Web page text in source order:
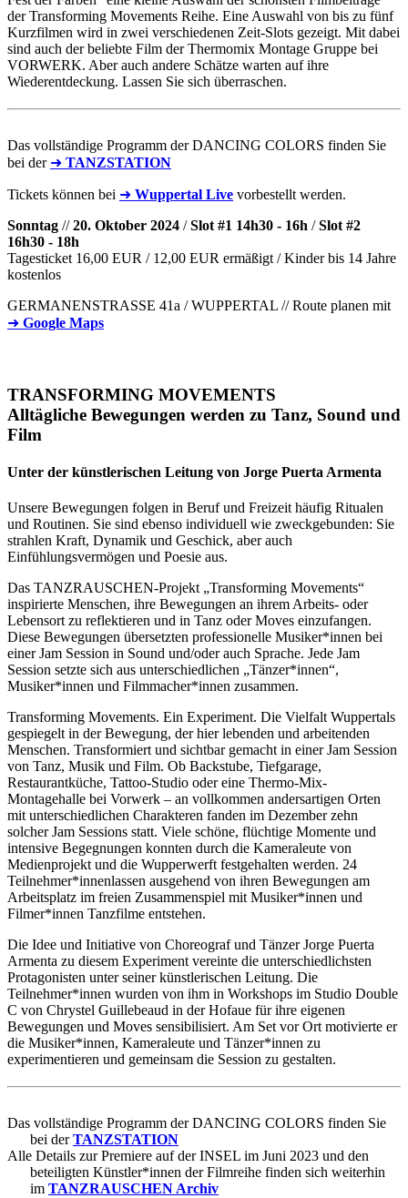
der Transforming Movements Reihe. Eine Auswahl von bis zu fünf
Kurzfilmen wird in zwei verschiedenen Zeit-Slots gezeigt. Mit dabei
sind auch der beliebte Film der Thermomix Montage Gruppe bei
VORWERK. Aber auch andere Schätze warten auf ihre
Wiederentdeckung. Lassen Sie sich überraschen.
Das vollständige Programm der DANCING COLORS finden Sie
bei der ➜ TANZSTATION
Tickets können bei ➜ Wuppertal Live vorbestellt werden.
Sonntag //20. Oktober 2024 /Slot #1 14h30 - 16h /Slot #2
16h30 - 18h
Tagesticket 16,00 EUR / 12,00 EUR ermäßigt / Kinder bis 14 Jahre
kostenlos
GERMANENSTRASSE 41a / WUPPERTAL // Route planen mit
➜ Google Maps
TRANSFORMING MOVEMENTS
Alltägliche Bewegungen werden zu Tanz, Sound und
Film
Unter der künstlerischen Leitung von Jorge Puerta Armenta
Unsere Bewegungen folgen in Beruf und Freizeit häufig Ritualen
und Routinen. Sie sind ebenso individuell wie zweckgebunden: Sie
strahlen Kraft, Dynamik und Geschick, aber auch
Einfühlungsvermögen und Poesie aus.
Das TANZRAUSCHEN-Projekt „Transforming Movements“
inspirierte Menschen, ihre Bewegungen an ihrem Arbeits- oder
Lebensort zu reflektieren und in Tanz oder Moves einzufangen.
Diese Bewegungen übersetzten professionelle Musiker*innen bei
einer Jam Session in Sound und/oder auch Sprache. Jede Jam
Session setzte sich aus unterschiedlichen „Tänzer*innen“,
Musiker*innen und Filmmacher*innen zusammen.
Transforming Movements. Ein Experiment. Die Vielfalt Wuppertals
gespiegelt in der Bewegung, der hier lebenden und arbeitenden
Menschen. Transformiert und sichtbar gemacht in einer Jam Session
von Tanz, Musik und Film. Ob Backstube, Tiefgarage,
Restaurantküche, Tattoo-Studio oder eine Thermo-Mix-
Montagehalle bei Vorwerk – an vollkommen andersartigen Orten
mit unterschiedlichen Charakteren fanden im Dezember zehn
solcher Jam Sessions statt. Viele schöne, flüchtige Momente und
intensive Begegnungen konnten durch die Kameraleute von
Medienprojekt und die Wupperwerft festgehalten werden. 24
Teilnehmer*innenlassen ausgehend von ihren Bewegungen am
Arbeitsplatz im freien Zusammenspiel mit Musiker*innen und
Filmer*innen Tanzfilme entstehen.
Die Idee und Initiative von Choreograf und Tänzer Jorge Puerta
Armenta zu diesem Experiment vereinte die unterschiedlichsten
Protagonisten unter seiner künstlerischen Leitung. Die
Teilnehmer*innen wurden von ihm in Workshops im Studio Double
C von Chrystel Guillebeaud in der Hofaue für ihre eigenen
Bewegungen und Moves sensibilisiert. Am Set vor Ort motivierte er
die Musiker*innen, Kameraleute und Tänzer*innen zu
experimentieren und gemeinsam die Session zu gestalten.
Das vollständige Programm der DANCING COLORS finden Sie
bei derTANZSTATION
Alle Details zur Premiere auf der INSEL im Juni 2023 und den
beteiligten Künstler*innen der Filmreihe finden sich weiterhin
im TANZRAUSCHEN Archiv